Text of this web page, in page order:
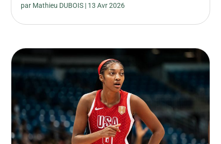
par Mathieu DUBOIS | 13 Avr 2026